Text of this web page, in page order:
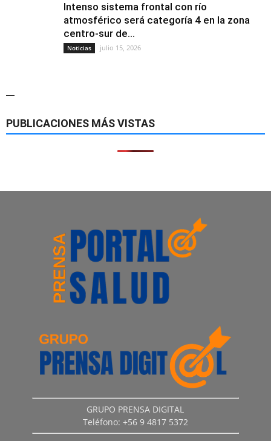
Intenso sistema frontal con río
atmosférico será categoría 4 en la zona
centro-sur de...
Noticias julio 15, 2026
—
PUBLICACIONES MÁS VISTAS
GRUPO PRENSA DIGITAL
Teléfono: +56 9 4817 5372